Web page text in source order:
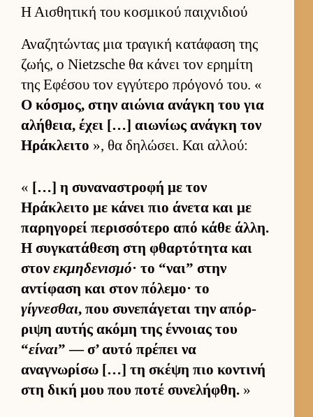
Η Αισθητική του κοσμικού παιχνιδιού
Αναζητώντας μια τραγική κατάφαση της
ζωής, ο Nietzsche θα κάνει τον ερημίτη
της Εφέσου τον εγ­γύτερο πρόγονό του. «
Ο κόσμος, στην αιώνια ανάγκη του για
αλήθεια, έχει […] αιω­νίως ανάγκη τον
Ηράκλειτο », θα δηλώσει. Και αλ­λού:
« […] η συναναστροφή με τον
Ηράκλειτο με κάνει πιο άνετα και με
παρηγορεί περισ­σότερο από κάθε άλ­λη.
Η συγκατάθεση στη φθαρ­τότητα και
στον εκμηδενισμό· το “ναι” στην
αντίφαση και στον πόλεμο· το
γίγνεσθαι, που συνεπάγεται την απόρ­
ριψη αυ­τής ακόμη της έν­νοιας του
“είναι” — σ’ αυτό πρέπει να
αναγνωρίσω […] τη σκέψη πιο κοντινή
στη δική μου που ποτέ συνελήφθη. »